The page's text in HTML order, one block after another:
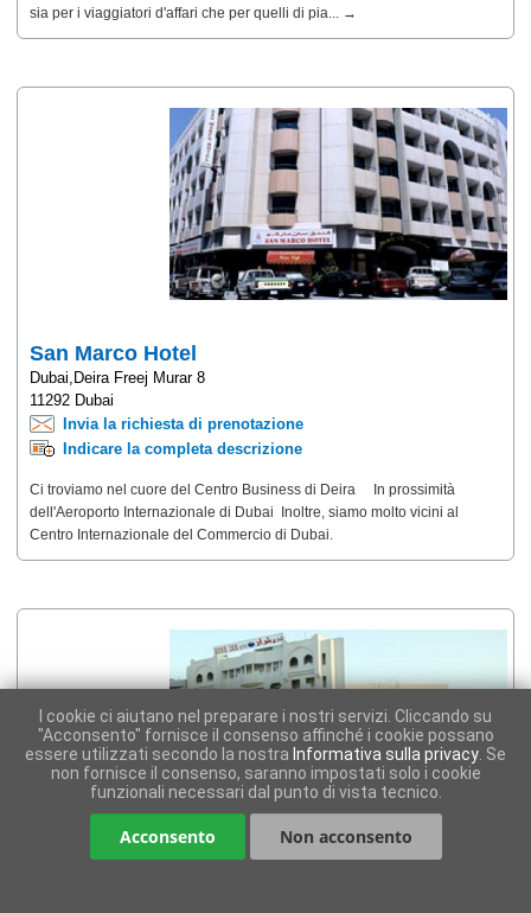
sia per i viaggiatori d'affari che per quelli di pia... →
San Marco Hotel
Dubai,Deira Freej Murar 8
11292 Dubai
Invia la richiesta di prenotazione
Indicare la completa descrizione
Ci troviamo nel cuore del Centro Business di Deira In prossimità
dell'Aeroporto Internazionale di Dubai Inoltre, siamo molto vicini al
Centro Internazionale del Commercio di Dubai.
I cookie ci aiutano nel preparare i nostri servizi. Cliccando su
"Acconsento" fornisce il consenso affinché i cookie possano
essere utilizzati secondo la nostra Informativa sulla privacy . Se
non fornisce il consenso, saranno impostati solo i cookie
funzionali necessari dal punto di vista tecnico.